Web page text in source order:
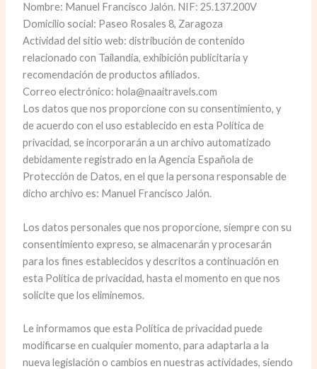
Nombre: Manuel Francisco Jalón. NIF: 25.137.200V
Domicilio social: Paseo Rosales 8, Zaragoza
Actividad del sitio web: distribución de contenido
relacionado con Tailandia, exhibición publicitaria y
recomendación de productos afiliados.
Correo electrónico: hola@naaitravels.com
Los datos que nos proporcione con su consentimiento, y
de acuerdo con el uso establecido en esta Política de
privacidad, se incorporarán a un archivo automatizado
debidamente registrado en la Agencia Española de
Protección de Datos, en el que la persona responsable de
dicho archivo es: Manuel Francisco Jalón.
Los datos personales que nos proporcione, siempre con su
consentimiento expreso, se almacenarán y procesarán
para los fines establecidos y descritos a continuación en
esta Política de privacidad, hasta el momento en que nos
solicite que los eliminemos.
Le informamos que esta Política de privacidad puede
modificarse en cualquier momento, para adaptarla a la
nueva legislación o cambios en nuestras actividades, siendo